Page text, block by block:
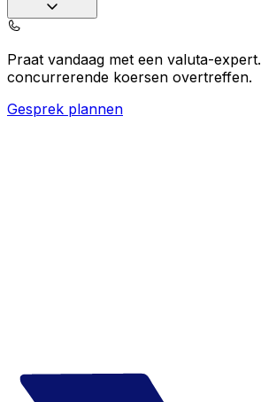
Praat vandaag met een valuta-expert.
concurrerende koersen overtreffen.
Gesprek plannen